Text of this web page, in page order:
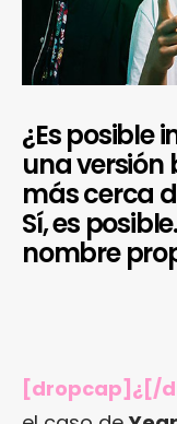
¿Es posible
una versión
más cerca
Sí, es
nombre
[dropcap]¿[/